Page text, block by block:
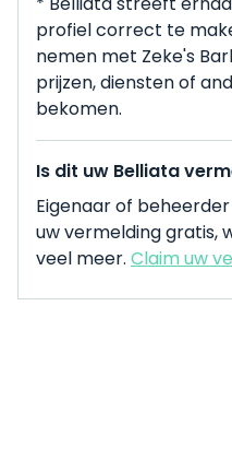
profiel correct te
nemen met Zeke's
prijzen, diensten of
bekomen.
Is dit uw Belliata
Eigenaar of
uw vermelding gratis,
veel meer. Claim uw